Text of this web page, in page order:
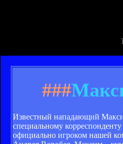
###
Известный нападающий
специальному
официально игроком нашей